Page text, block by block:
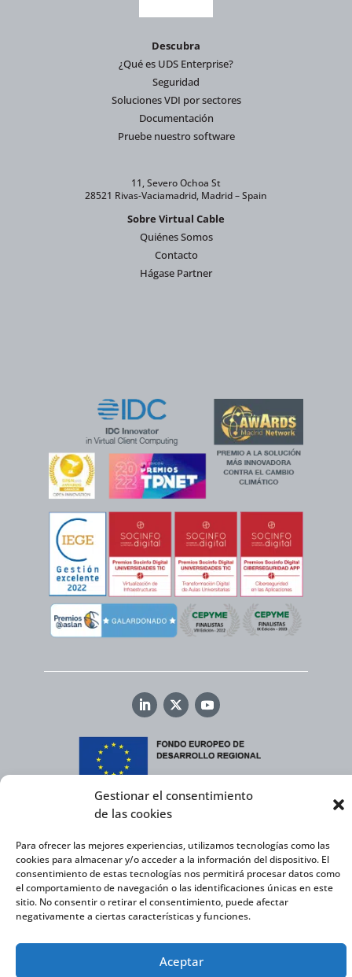
Gestionar el consentimiento
de las cookies
Para ofrecer las mejores experiencias, utilizamos tecnologías como las
cookies para almacenar y/o acceder a la información del dispositivo. El
consentimiento de estas tecnologías nos permitirá procesar datos como
el comportamiento de navegación o las identificaciones únicas en este
sitio. No consentir o retirar el consentimiento, puede afectar
negativamente a ciertas características y funciones.
Aceptar
Descubra
¿Qué es UDS Enterprise?
Seguridad
Soluciones VDI por sectores
Documentación
Pruebe nuestro software
11, Severo Ochoa St
28521 Rivas-Vaciamadrid, Madrid – Spain
Sobre Virtual Cable
Quiénes Somos
Contacto
Hágase Partner
Instituto Español de Comercio Exterior y la cofinanciación del FEDER para
Virtual Cable S.L. © 2026 |Política de privacidad|Política
de Cookies|Declaración de accesibilidad